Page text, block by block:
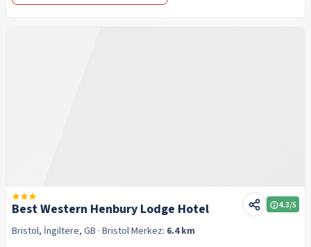
Best Western Henbury Lodge Hotel 4.3/5
Bristol, İngiltere, GB · BristolMerkez: 6.4 km